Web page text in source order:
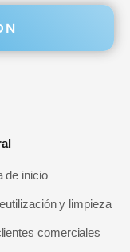
de inicio
y limpieza
comerciales